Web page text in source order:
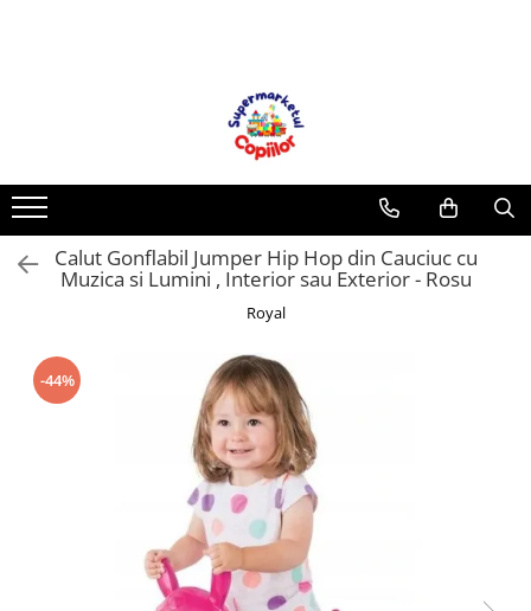
Accesorii pentru petrecere
Baloane
Mobila gradina & terasa
Piscine
Carti pentru copii
Activitati extracurriculare
Carti de Povesti pentru Copii
Rechizite si papetarie pentru copii
Creioane colorate si carioci
Ghiozdane si genti
Harti de perete si globuri
Calut Gonflabil Jumper Hip Hop din Cauciuc cu
Muzica si Lumini , Interior sau Exterior - Rosu
Royal
-44%